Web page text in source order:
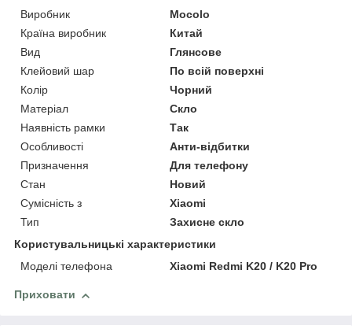
Виробник
Mocolo
Країна виробник
Китай
Вид
Глянсове
Клейовий шар
По всій поверхні
Колір
Чорний
Матеріал
Скло
Наявність рамки
Так
Особливості
Анти-відбитки
Призначення
Для телефону
Стан
Новий
Сумісність з
Xiaomi
Тип
Захисне скло
Користувальницькі характеристики
Моделі телефона
Xiaomi Redmi K20 / K20 Pro
Приховати